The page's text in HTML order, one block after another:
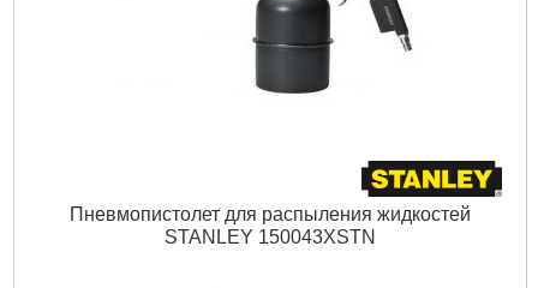
Пневмопистолет для распыления жидкостей
STANLEY 150043XSTN